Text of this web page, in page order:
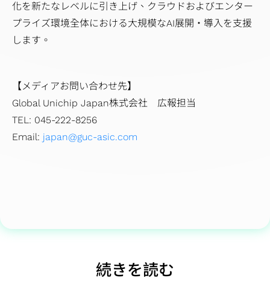
化を新たなレベルに引き上げ、クラウドおよびエンター
プライズ環境全体における大規模なAI展開・導入を支援
します。
【メディアお問い合わせ先】
Global Unichip Japan株式会社 広報担当
TEL: 045-222-8256
Email: japan@guc-asic.com
続きを読む